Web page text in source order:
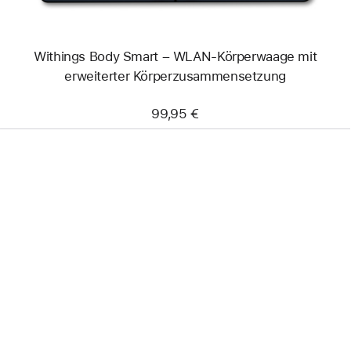
Withings Body Smart – WLAN-Körperwaage mit
erweiterter Körperzusammensetzung
99,95 €